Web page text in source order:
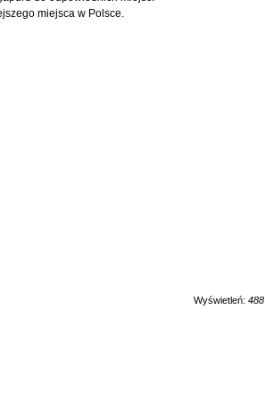
miejsca w Polsce.
Wyświetleń: 488